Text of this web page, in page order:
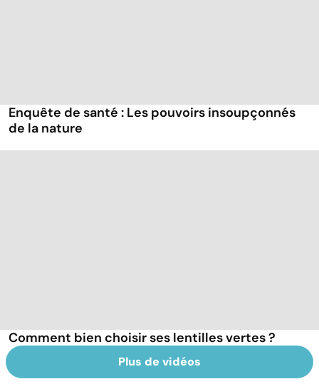
Enquête de santé : Les pouvoirs insoupçonnés
de la nature
Comment bien choisir ses lentilles vertes ?
Plus de vidéos